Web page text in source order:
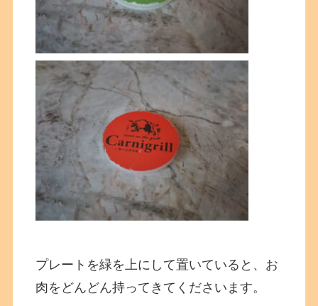
プレートを緑を上にして置いていると、お
肉をどんどん持ってきてくださいます。